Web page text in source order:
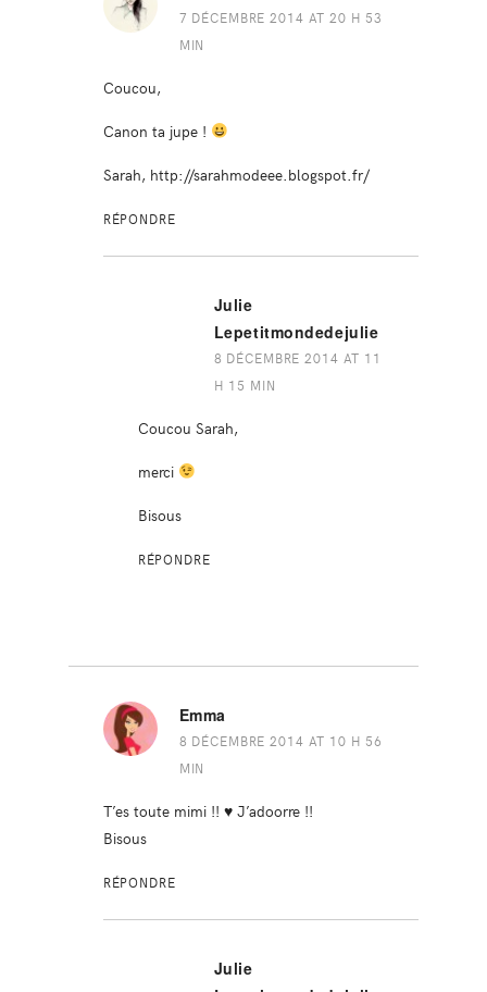
7 DÉCEMBRE 2014 AT 20 H 53
MIN
Coucou,
Canon ta jupe !
Sarah, http://sarahmodeee.blogspot.fr/
RÉPONDRE
Julie
Lepetitmondedejulie
8 DÉCEMBRE 2014 AT 11
H 15 MIN
Coucou Sarah,
merci
Bisous
RÉPONDRE
Emma
8 DÉCEMBRE 2014 AT 10 H 56
MIN
T’es toute mimi !! ♥ J’adoorre !!
Bisous
RÉPONDRE
Julie